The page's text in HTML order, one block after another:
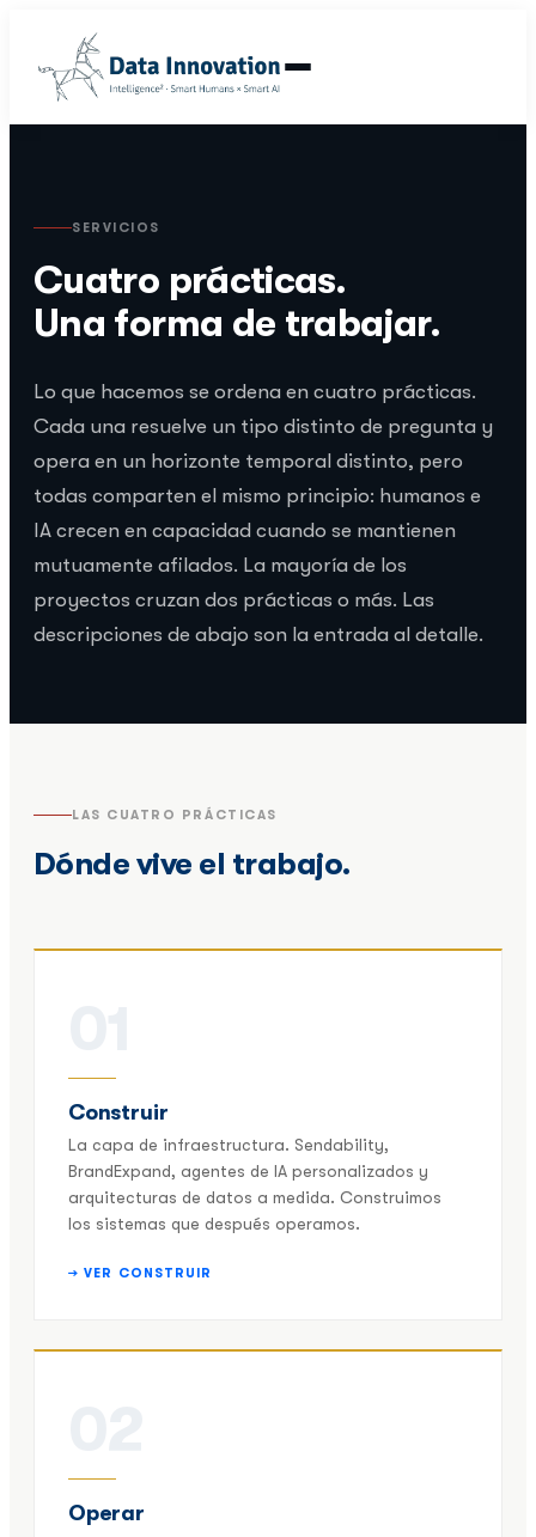
SERVICIOS
Cuatro prácticas.
Una forma de trabajar.
Lo que hacemos se ordena en cuatro prácticas.
Cada una resuelve un tipo distinto de pregunta y
opera en un horizonte temporal distinto, pero
todas comparten el mismo principio: humanos e
IA crecen en capacidad cuando se mantienen
mutuamente afilados. La mayoría de los
proyectos cruzan dos prácticas o más. Las
descripciones de abajo son la entrada al detalle.
LAS CUATRO PRÁCTICAS
Dónde vive el trabajo.
Construir
La capa de infraestructura. Sendability,
BrandExpand, agentes de IA personalizados y
arquitecturas de datos a medida. Construimos
los sistemas que después operamos.
→ VER CONSTRUIR
Operar